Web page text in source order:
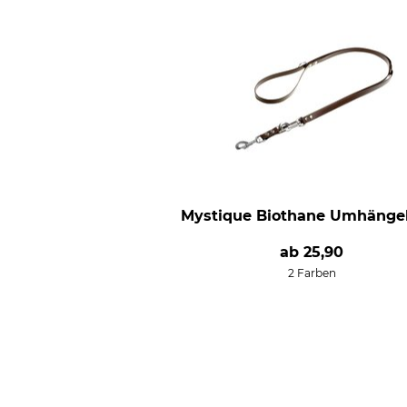
Mystique Biothane
ab 25,90
2 Farben